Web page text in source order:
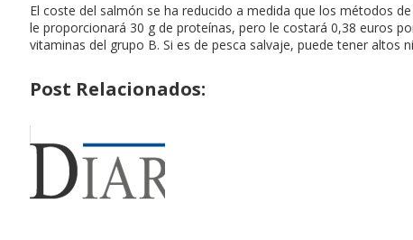
El coste del salmón se ha reducido a medida que los métodos
le proporcionará 30 g de proteínas, pero le costará 0,38 euros
vitaminas del grupo B. Si es de pesca salvaje, puede tener
Post Relacionados: